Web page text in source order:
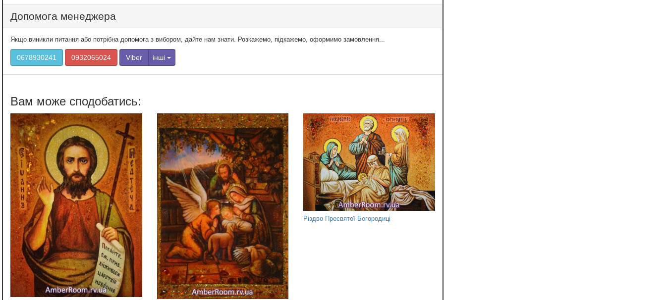
Допомога менеджера
Якщо виникли питання або потрібна допомога з вибором, дайте нам знати. Розкажемо, підкажемо, оформимо замовлення...
0678930241 0932065024 Viber інші
Різдво Пресвятої Богородиці